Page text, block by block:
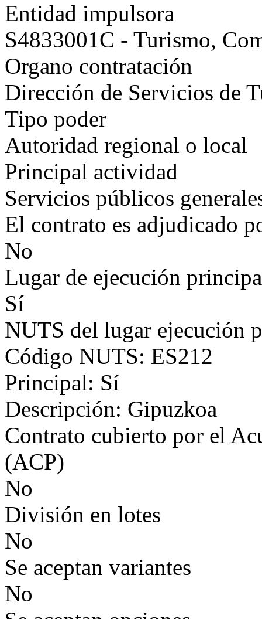
Entidad impulsora
S4833001C - Turismo,
Organo contratación
Dirección de Servicios de
Tipo poder
Autoridad regional o local
Principal actividad
Servicios públicos
El contrato es adjudicado
No
Lugar de ejecución
Sí
NUTS del lugar ejecución
Código NUTS: ES212
Principal: Sí
Descripción: Gipuzkoa
Contrato cubierto por el
(ACP)
No
División en lotes
No
Se aceptan variantes
No